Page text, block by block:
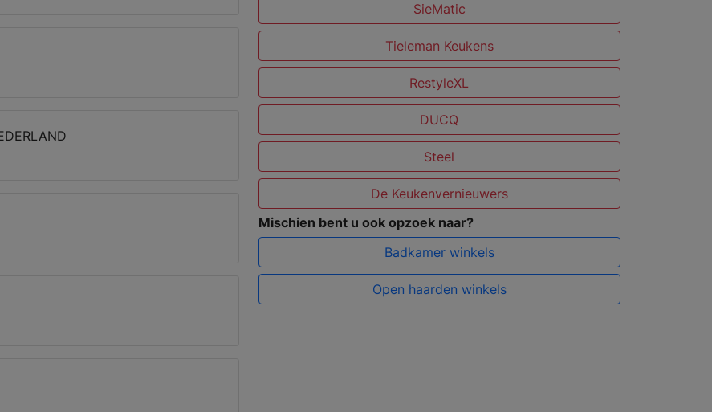
SieMatic
Tieleman Keukens
RestyleXL
DUCQ
Steel
De Keukenvernieuwers
Mischien bent u ook opzoek naar?
Badkamer winkels
Open haarden winkels